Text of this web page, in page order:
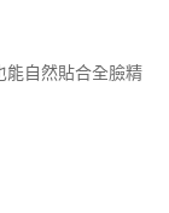
能自然貼合全臉精